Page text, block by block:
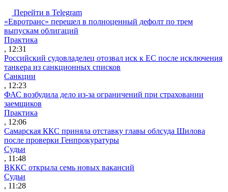
Перейти в Telegram
«Евротранс» перешел в полноценный дефолт по трем
выпускам облигаций
Практика
, 12:31
Российский судовладелец отозвал иск к ЕС после исключения
танкера из санкционных списков
Санкции
, 12:23
ФАС возбудила дело из-за ограничений при страховании
заемщиков
Практика
, 12:06
Самарская ККС приняла отставку главы облсуда Шилова
после проверки Генпрокуратуры
Судьи
, 11:48
ВККС открыла семь новых вакансий
Судьи
, 11:28